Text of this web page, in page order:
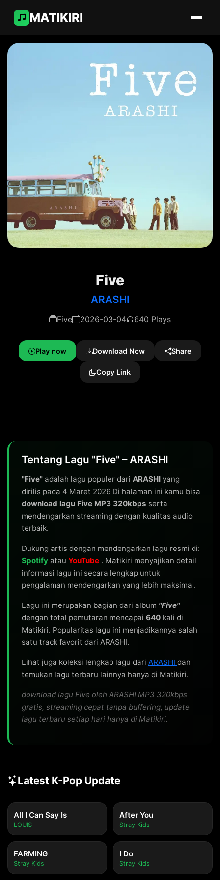
MATIKIRI
Five
ARASHI
Five 2026-03-04 640 Plays
Play now Download Now Share
Copy Link
Tentang Lagu "Five" – ARASHI
"Five" adalah lagu populer dari ARASHI yang
dirilis pada 4 Maret 2026 Di halaman ini kamu bisa
download lagu Five MP3 320kbps serta
mendengarkan streaming dengan kualitas audio
terbaik.
Dukung artis dengan mendengarkan lagu resmi di:
Spotify atau YouTube . Matikiri menyajikan detail
informasi lagu ini secara lengkap untuk
pengalaman mendengarkan yang lebih maksimal.
Lagu ini merupakan bagian dari album "Five"
dengan total pemutaran mencapai 640 kali di
Matikiri. Popularitas lagu ini menjadikannya salah
satu track favorit dari ARASHI.
Lihat juga koleksi lengkap lagu dari ARASHI dan
temukan lagu terbaru lainnya hanya di Matikiri.
download lagu Five oleh ARASHI MP3 320kbps
gratis, streaming cepat tanpa buffering, update
lagu terbaru setiap hari hanya di Matikiri.
Latest K-Pop Update
All I Can Say Is
LOUIS
After You
Stray Kids
FARMING
Stray Kids
I Do
Stray Kids